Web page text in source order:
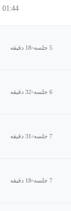
01:44
5 جلسه 18 دقیقه
6 جلسه 32 دقیقه
7 جلسه 31 دقیقه
7 جلسه 18 دقیقه